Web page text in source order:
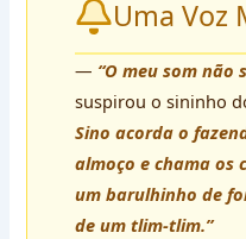
Uma Voz
— “O meu som não
suspirou o sininho
Sino acorda o
almoço e chama os
um barulhinho de
de um tlim-tlim.”